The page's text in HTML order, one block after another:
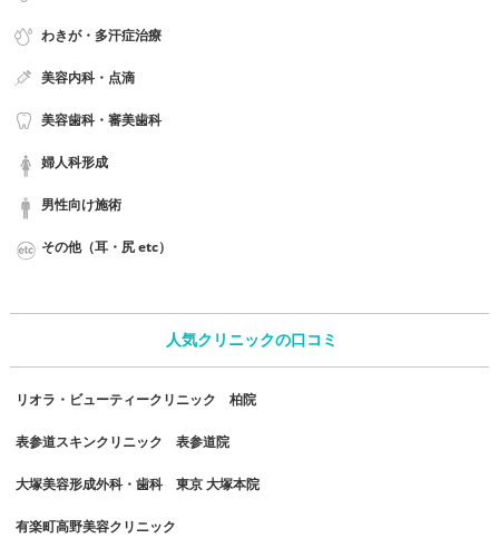
わきが・多汗症治療
美容内科・点滴
美容歯科・審美歯科
婦人科形成
男性向け施術
その他（耳・尻 etc）
人気クリニックの口コミ
リオラ・ビューティークリニック 柏院
表参道スキンクリニック 表参道院
大塚美容形成外科・歯科 東京 大塚本院
有楽町高野美容クリニック